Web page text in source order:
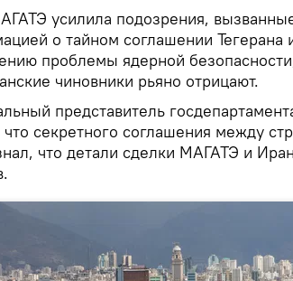
усилила подозрения,
о тайном соглашении Тегерана
проблемы ядерной
чиновники рьяно отрицают.
представитель
что секретного соглашения между
что детали сделки МАГАТЭ и